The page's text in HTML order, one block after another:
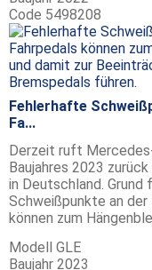
Code 5498208
Fehlerhafte
Fa...
Derzeit ruft
Baujahres 2023
in Deutschland. Grund
Schweißpunkte an der
können zum
Modell GLE
Baujahr 2023